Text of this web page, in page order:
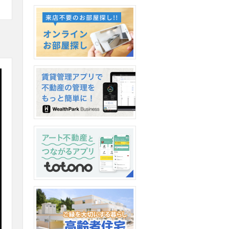
新卒採用情報2026
オンラインお部屋探し
【WealthPark（ウェルスパ
ーク）ビジネス】導入のお
知らせ